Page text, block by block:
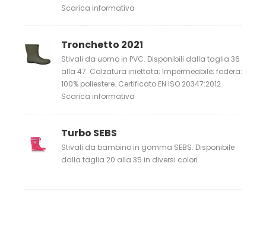
Scarica informativa
Tronchetto 2021
Stivali da uomo in PVC. Disponibili dalla taglia 36
alla 47. Calzatura iniettata; Impermeabile; fodera:
100% poliestere. Certificato EN ISO 20347:2012
Scarica informativa
Turbo SEBS
Stivali da bambino in gomma SEBS. Disponibile
dalla taglia 20 alla 35 in diversi colori.